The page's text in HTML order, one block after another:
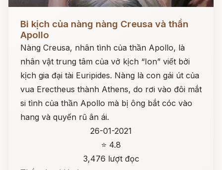
Bi kịch của nàng nàng Creusa và thần
Apollo
Nàng Creusa, nhân tình của thần Apollo, là
nhân vật trung tâm của vở kịch “Ion” viết bởi
kịch gia đại tài Euripides. Nàng là con gái út của
vua Erectheus thành Athens, do rơi vào đôi mắt
si tình của thần Apollo mà bị ông bắt cóc vào
hang và quyến rũ ân ái.
26-01-2021
⭐ 4.8
3,476 lượt đọc